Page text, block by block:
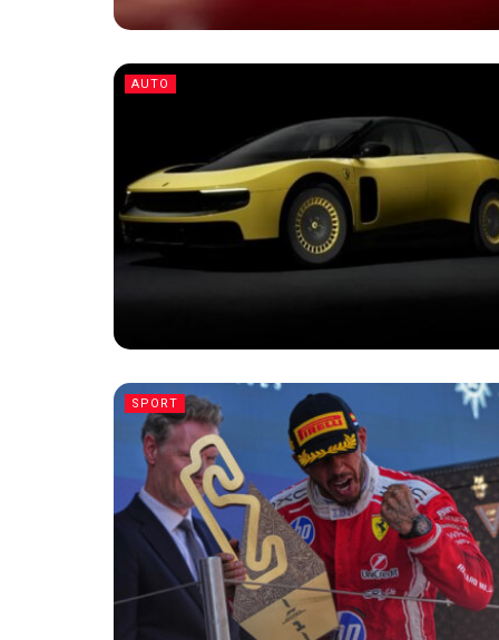
AUTO
SPORT